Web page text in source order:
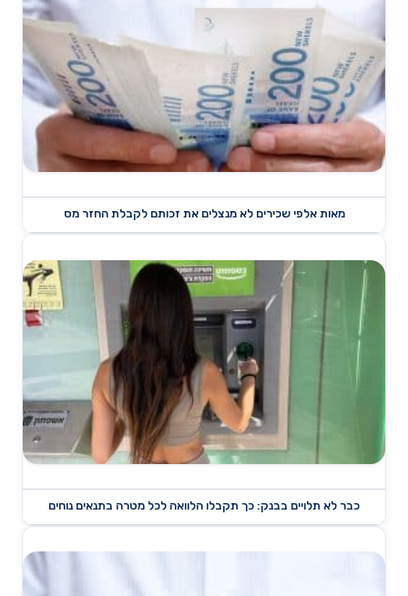
מאות אלפי שכירים לא מנצלים את זכותם לקבלת החזר מס
כבר לא תלויים בבנק: כך תקבלו הלוואה לכל מטרה בתנאים נוחים